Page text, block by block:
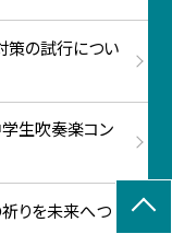
策の試行につい
生吹奏楽コン
りを未来へつ